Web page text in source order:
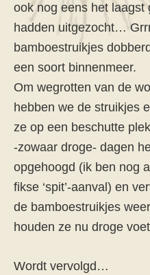
ook nog eens het laagst
hadden uitgezocht…
bamboestruikjes
een soort binnenmeer.
Om wegrotten van de
hebben we de struikjes
ze op een beschutte
-zowaar droge- dagen
opgehoogd (ik ben nog
fikse ‘spit’-aanval) en
de bamboestruikjes
houden ze nu droge
Wordt vervolgd…